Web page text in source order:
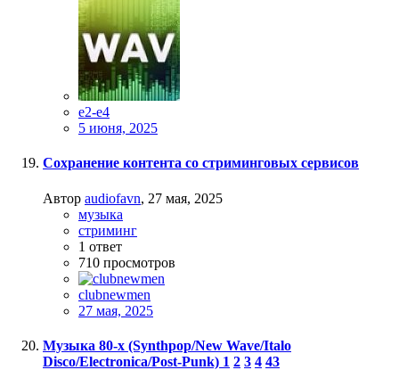
e2-e4
5 июня, 2025
Сохранение контента со стриминговых сервисов
Автор audiofavn, 27 мая, 2025
музыка
стриминг
1 ответ
710 просмотров
clubnewmen
27 мая, 2025
Mузыка 80-х (Synthpop/New Wave/Italo
Disco/Electronica/Post-Punk) 1 2 3 4 43